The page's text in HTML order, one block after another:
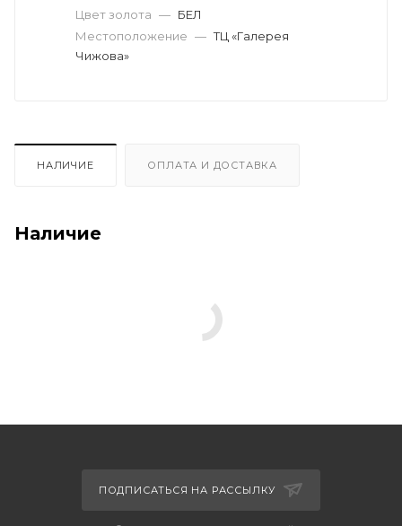
Цвет золота — БЕЛ
Местоположение — ТЦ «Галерея
Чижова»
НАЛИЧИЕ ОПЛАТА И ДОСТАВКА
Наличие
ПОДПИСАТЬСЯ НА РАССЫЛКУ